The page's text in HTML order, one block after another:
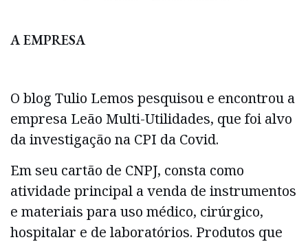
A EMPRESA
O blog Tulio Lemos pesquisou e encontrou a
empresa Leão Multi-Utilidades, que foi alvo
da investigação na CPI da Covid.
Em seu cartão de CNPJ, consta como
atividade principal a venda de instrumentos
e materiais para uso médico, cirúrgico,
hospitalar e de laboratórios. Produtos que